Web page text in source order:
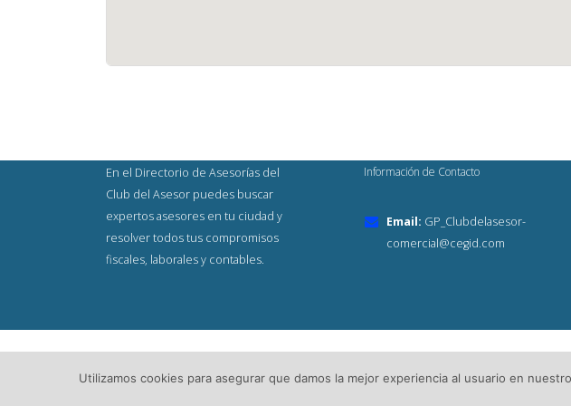
En el Directorio de Asesorías del
Club del Asesor puedes buscar
expertos asesores en tu ciudad y
resolver todos tus compromisos
fiscales, laborales y contables.
Información de Contacto
Email: GP_Clubdelasesor-
comercial@cegid.com
Utilizamos cookies para asegurar que damos la mejor experiencia al usuario en